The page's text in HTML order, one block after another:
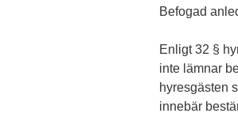
Befogad
Enligt 32 §
inte lämnar
hyresgästen
innebär